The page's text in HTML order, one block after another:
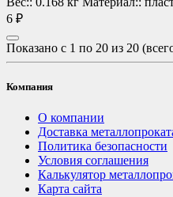
6 ₽
Показано с 1 по 20 из 20
Компания
О компании
Доставка
Политика безопасности
Условия соглашения
Калькулятор
Карта сайта